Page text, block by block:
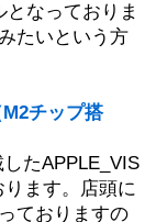
なっておりま
たいという方
チップ搭
たAPPLE_VIS
ります。店頭に
ておりますの